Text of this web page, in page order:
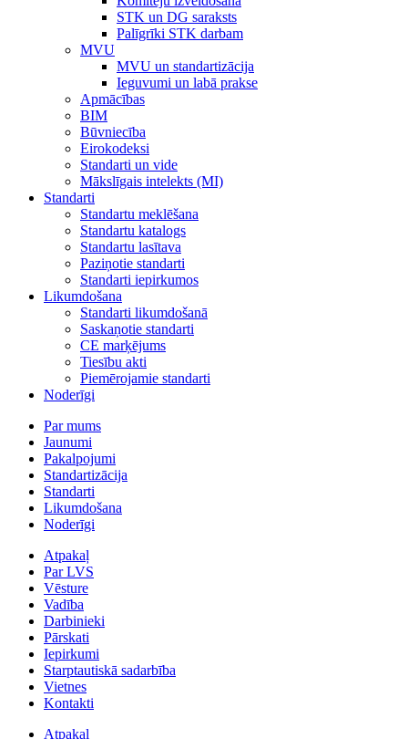
STK un DG saraksts
Palīgrīki STK darbam
MVU
MVU un standartizācija
Ieguvumi un labā prakse
Apmācības
BIM
Būvniecība
Eirokodeksi
Standarti un vide
Mākslīgais intelekts (MI)
Standarti
Standartu meklēšana
Standartu katalogs
Standartu lasītava
Paziņotie standarti
Standarti iepirkumos
Likumdošana
Standarti likumdošanā
Saskaņotie standarti
CE marķējums
Tiesību akti
Piemērojamie standarti
Noderīgi
Par mums
Jaunumi
Pakalpojumi
Standartizācija
Standarti
Likumdošana
Noderīgi
Atpakaļ
Par LVS
Vēsture
Vadība
Darbinieki
Pārskati
Iepirkumi
Starptautiskā sadarbība
Vietnes
Kontakti
Atpakaļ